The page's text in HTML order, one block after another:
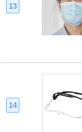
13
14